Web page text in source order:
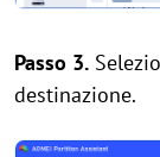
Passo 3.
destinazione.